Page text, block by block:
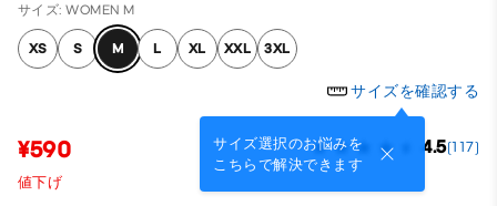
サイズ: WOMEN M
XS S M L XL XXL 3XL
サイズを確認する
サイズ選択のお悩みを
こちらで解決できます
¥590 4.5(117)
値下げ